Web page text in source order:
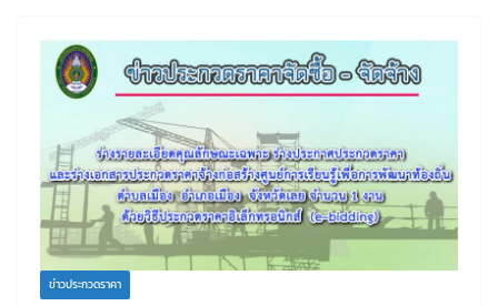
ข่าวประกวดราคา